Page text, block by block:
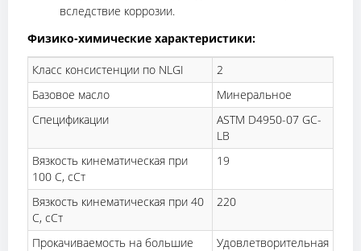
вследствие коррозии.
Физико-химические характеристики:
Класс консистенции по NLGI
2
Базовое масло
Минеральное
Спецификации
ASTM D4950-07 GC-
LB
Вязкость кинематическая при
100 С, сСт
19
Вязкость кинематическая при 40
С, сСт
220
Прокачиваемость на большие
Удовлетворительная